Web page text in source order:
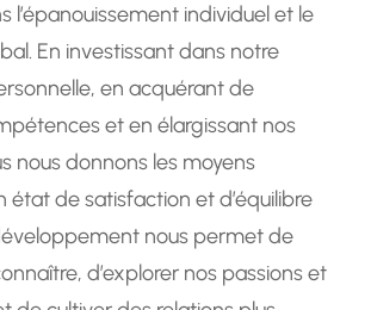
l’épanouissement individuel et le
En investissant dans notre
en acquérant de
et en élargissant nos
nous donnons les moyens
état de satisfaction et d’équilibre
nous permet de
d’explorer nos passions et